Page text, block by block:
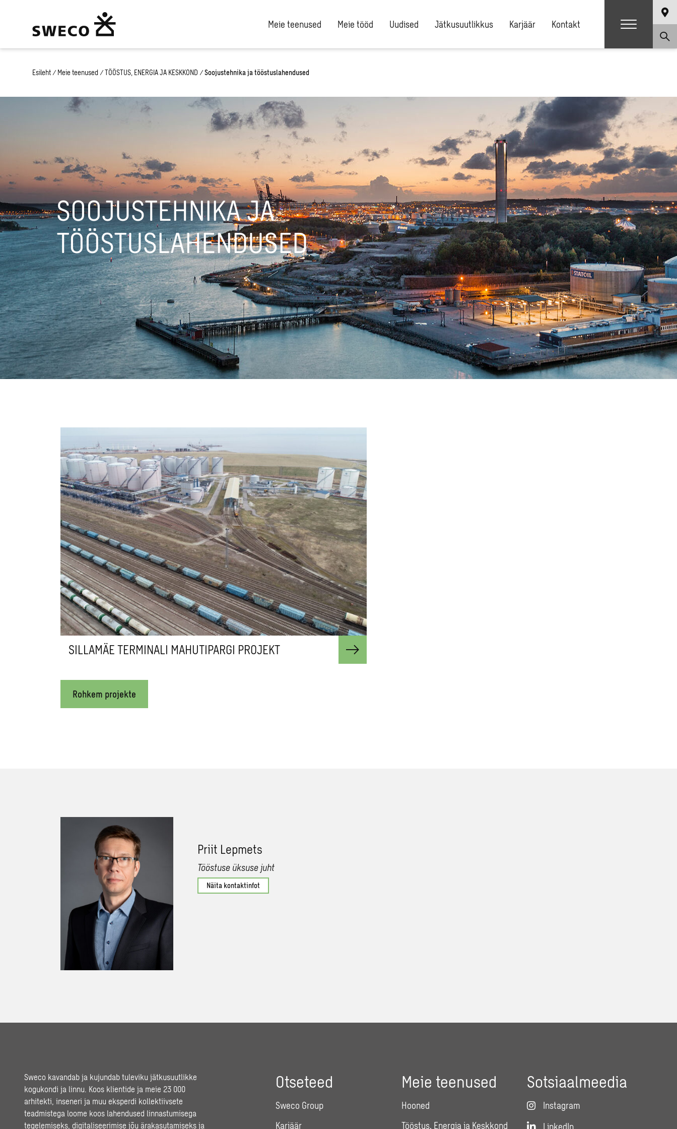
Meie teenused Meie tööd Uudised Jätkusuutlikkus Karjäär Kontakt
Esileht / Meie teenused / TÖÖSTUS, ENERGIA JA KESKKOND / Soojustehnika ja tööstuslahendused
SOOJUSTEHNIKA JA
TÖÖSTUSLAHENDUSED
SILLAMÄE TERMINALI MAHUTIPARGI PROJEKT
Rohkem projekte
Priit Lepmets
Tööstuse üksuse juht
Näita kontaktinfot
Sweco kavandab ja kujundab tuleviku jätkusuutlikke
kogukondi ja linnu. Koos klientide ja meie 23 000
arhitekti, inseneri ja muu eksperdi kollektiivsete
teadmistega loome koos lahendused linnastumisega
tegelemiseks, digitaliseerimise jõu ärakasutamiseks ja
Otseteed
Sweco Group
Karjäär
Meie teenused
Hooned
Tööstus, Energia ja Keskkond
Sotsiaalmeedia
Instagram
LinkedIn